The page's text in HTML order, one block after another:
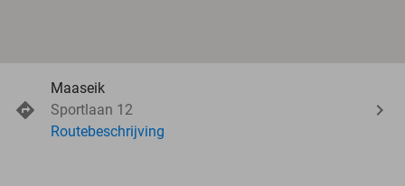
Maaseik
Sportlaan 12
Routebeschrijving